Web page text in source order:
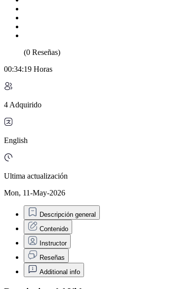
(0 Reseñas)
00:34:19 Horas
4 Adquirido
English
Ultima actualización
Mon, 11-May-2026
Descripción general
Contenido
Instructor
Reseñas
Additional info